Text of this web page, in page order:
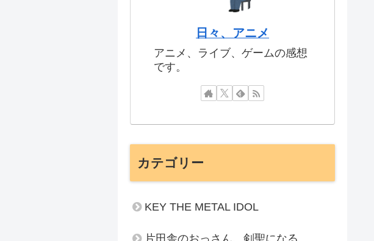
日々、アニメ
アニメ、ライブ、ゲームの感想
です。
カテゴリー
KEY THE METAL IDOL